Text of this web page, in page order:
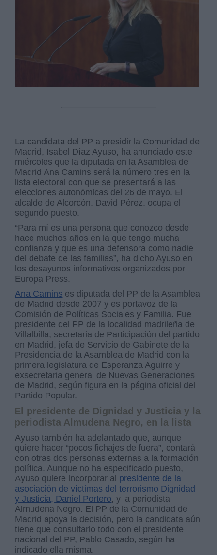
La candidata del PP a presidir la Comunidad de
Madrid, Isabel Díaz Ayuso, ha anunciado este
miércoles que la diputada en la Asamblea de
Madrid Ana Camins será la número tres en la
lista electoral con que se presentará a las
elecciones autonómicas del 26 de mayo. El
alcalde de Alcorcón, David Pérez, ocupa el
segundo puesto.
“Para mí es una persona que conozco desde
hace muchos años en la que tengo mucha
confianza y que es una defensora como nadie
del debate de las familias”, ha dicho Ayuso en
los desayunos informativos organizados por
Europa Press.
Ana Camins es diputada del PP de la Asamblea
de Madrid desde 2007 y es portavoz de la
Comisión de Políticas Sociales y Familia. Fue
presidente del PP de la localidad madrileña de
Villalbilla, secretaria de Participación del partido
en Madrid, jefa de Servicio de Gabinete de la
Presidencia de la Asamblea de Madrid con la
primera legislatura de Esperanza Aguirre y
exsecretaria general de Nuevas Generaciones
de Madrid, según figura en la página oficial del
Partido Popular.
El presidente de Dignidad y Justicia y la
periodista Almudena Negro, en la lista
Ayuso también ha adelantado que, aunque
quiere hacer “pocos fichajes de fuera”, contará
con otras dos personas externas a la formación
política. Aunque no ha especificado puesto,
Ayuso quiere incorporar al presidente de la
asociación de víctimas del terrorismo Dignidad
y Justicia, Daniel Portero, y la periodista
Almudena Negro. El PP de la Comunidad de
Madrid apoya la decisión, pero la candidata aún
tiene que consultarlo todo con el presidente
nacional del PP, Pablo Casado, según ha
indicado ella misma.